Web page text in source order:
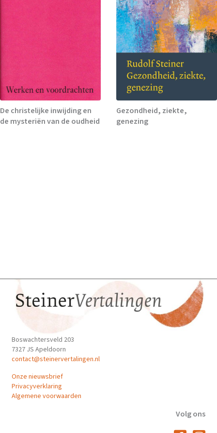
De christelijke inwijding en
de mysteriën van de oudheid
Gezondheid, ziekte,
genezing
Boswachtersveld 203
7327 JS Apeldoorn
contact@steinervertalingen.nl
Onze nieuwsbrief
Privacyverklaring
Algemene voorwaarden
Volg ons